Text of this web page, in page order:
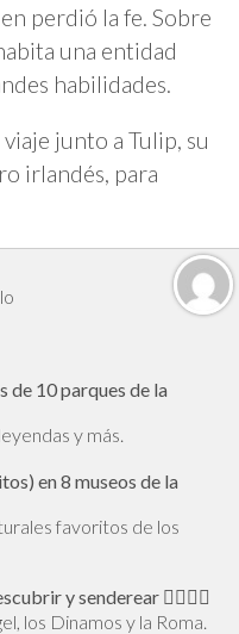
perdió la fe. Sobre
una entidad
habilidades.
junto a Tulip, su
irlandés, para
de 10 parques de la
y más.
en 8 museos de la
favoritos de los
y senderear 🕵🏻‍♂️✨
los Dinamos y la Roma.